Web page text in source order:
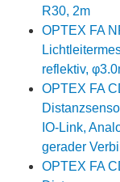
R30, 2m
OPTEX FA
reflektiv,
OPTEX FA
IO-Link,
gerader
OPTEX FA